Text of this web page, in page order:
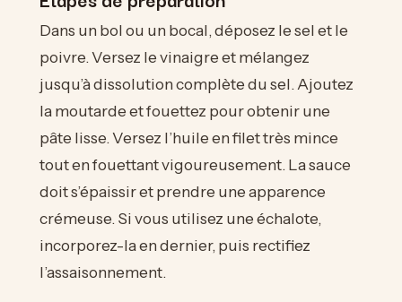
Dans un bol ou un bocal, déposez le sel et le
poivre. Versez le vinaigre et mélangez
jusqu’à dissolution complète du sel. Ajoutez
la moutarde et fouettez pour obtenir une
pâte lisse. Versez l’huile en filet très mince
tout en fouettant vigoureusement. La sauce
doit s’épaissir et prendre une apparence
crémeuse. Si vous utilisez une échalote,
incorporez-la en dernier, puis rectifiez
l’assaisonnement.